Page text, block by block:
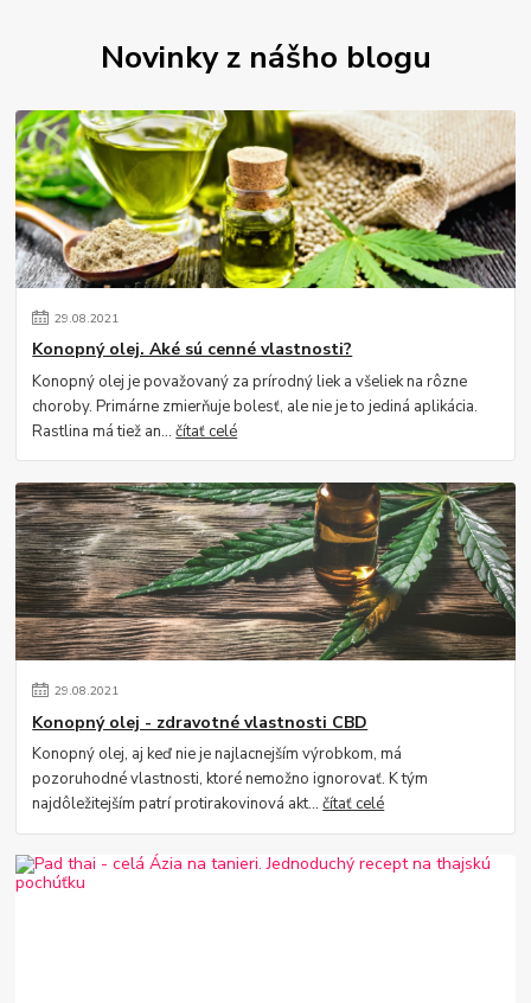
Novinky z nášho blogu
29.08.2021
Konopný olej. Aké sú cenné vlastnosti?
Konopný olej je považovaný za prírodný liek a všeliek na rôzne
choroby. Primárne zmierňuje bolesť, ale nie je to jediná aplikácia.
Rastlina má tiež an...čítať celé
29.08.2021
Konopný olej - zdravotné vlastnosti CBD
Konopný olej, aj keď nie je najlacnejším výrobkom, má
pozoruhodné vlastnosti, ktoré nemožno ignorovať. K tým
najdôležitejším patrí protirakovinová akt...čítať celé